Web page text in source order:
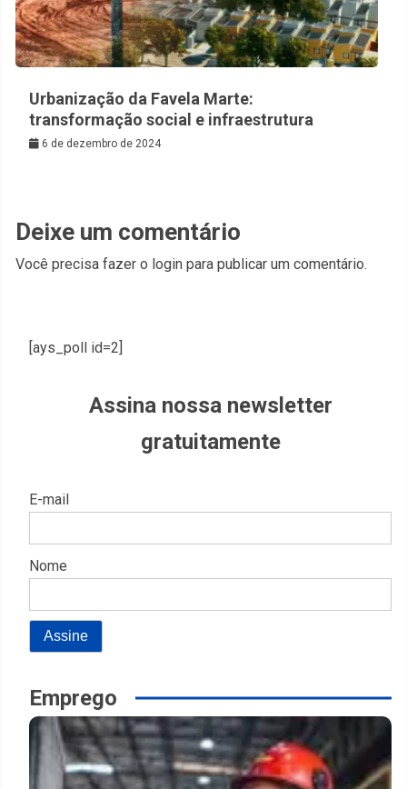
Urbanização da Favela Marte:
transformação social e infraestrutura
6 de dezembro de 2024
Deixe um comentário
Você precisa fazer o login para publicar um comentário.
[ays_poll id=2]
Assina nossa newsletter
gratuitamente
E-mail
Nome
Emprego